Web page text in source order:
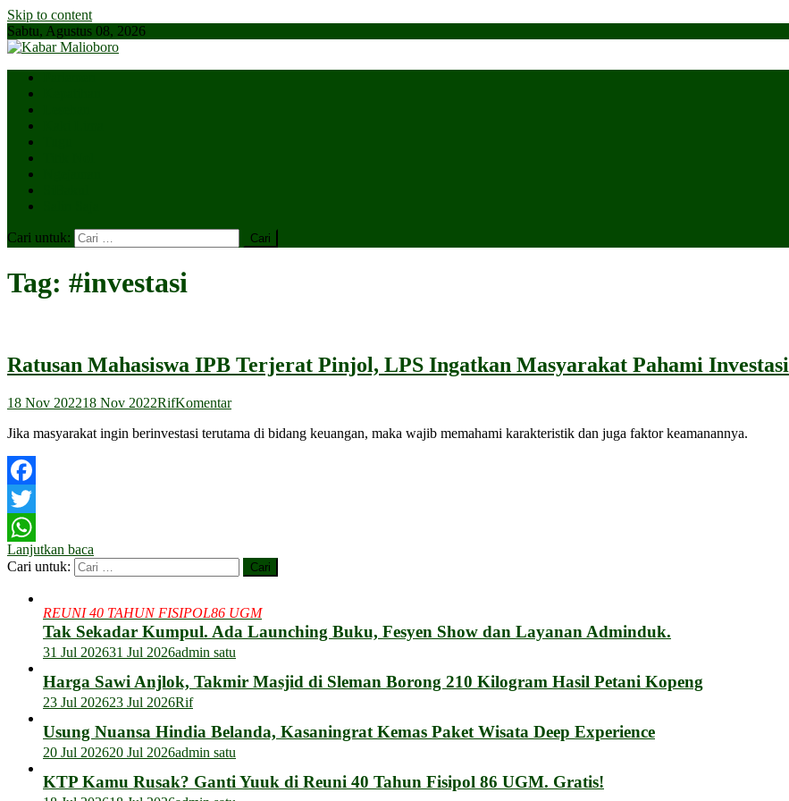
Skip to content
Sabtu, Agustus 08, 2026
Cari untuk:
Tag: #investasi
Ratusan Mahasiswa IPB Terjerat Pinjol, LPS Ingatkan Masyarakat Pahami Investasi
18 Nov 202218 Nov 2022RifKomentar
Jika masyarakat ingin berinvestasi terutama di bidang keuangan, maka wajib memahami karakteristik dan juga faktor keamanannya.
Facebook
Twitter
WhatsApp
Lanjutkan baca
Cari untuk:
REUNI 40 TAHUN FISIPOL86 UGM
Tak Sekadar Kumpul. Ada Launching Buku, Fesyen Show dan Layanan Adminduk.
31 Jul 202631 Jul 2026admin satu
Harga Sawi Anjlok, Takmir Masjid di Sleman Borong 210 Kilogram Hasil Petani Kopeng
23 Jul 202623 Jul 2026Rif
Usung Nuansa Hindia Belanda, Kasaningrat Kemas Paket Wisata Deep Experience
20 Jul 202620 Jul 2026admin satu
KTP Kamu Rusak? Ganti Yuuk di Reuni 40 Tahun Fisipol 86 UGM. Gratis!